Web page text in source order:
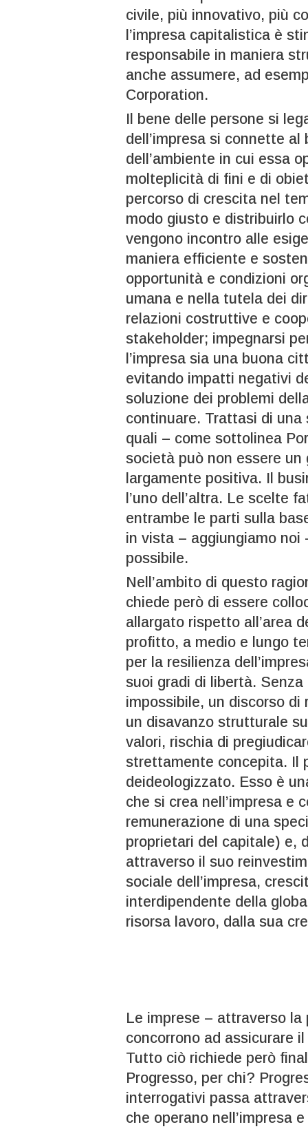
civile, più innovativo, più
l’impresa capitalistica è
responsabile in maniera
anche assumere, ad
Corporation.
Il bene delle persone si
dell’impresa si connette
dell’ambiente in cui essa
molteplicità di fini e di
percorso di crescita nel
modo giusto e distribuirlo
vengono incontro alle
maniera efficiente e
opportunità e condizioni
umana e nella tutela dei
relazioni costruttive e
stakeholder; impegnarsi
l’impresa sia una buona
evitando impatti negativi
soluzione dei problemi
continuare. Trattasi di una
quali – come sottolinea
società può non essere
largamente positiva. Il
l’uno dell’altra. Le scelte
entrambe le parti sulla
in vista – aggiungiamo noi
possibile.
Nell’ambito di questo
chiede però di essere
allargato rispetto all’area
profitto, a medio e lungo
per la resilienza
suoi gradi di libertà.
impossibile, un discorso
un disavanzo strutturale
valori, rischia di
strettamente concepita. Il
deideologizzato. Esso è
che si crea nell’impresa e
remunerazione di una
proprietari del capitale) e,
attraverso il suo
sociale dell’impresa,
interdipendente della
risorsa lavoro, dalla sua
Le imprese – attraverso la
concorrono ad assicurare
Tutto ciò richiede però
Progresso, per chi?
interrogativi passa
che operano nell’impresa